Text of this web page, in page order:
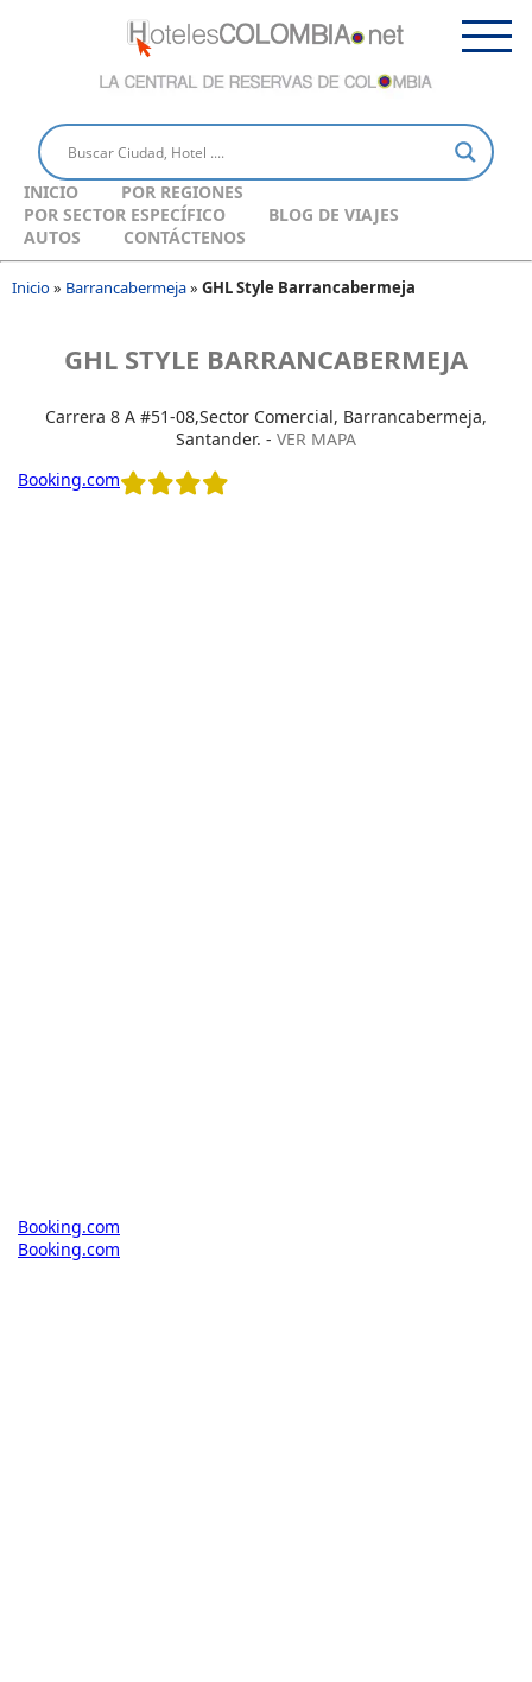
INICIO
POR REGIONES
POR SECTOR ESPECÍFICO
BLOG DE VIAJES
AUTOS
CONTÁCTENOS
Inicio» Barrancabermeja» GHL Style Barrancabermeja
GHL STYLE BARRANCABERMEJA
Carrera 8 A #51-08,Sector Comercial, Barrancabermeja,
Santander. - VER MAPA
Booking.com
Booking.com
Booking.com